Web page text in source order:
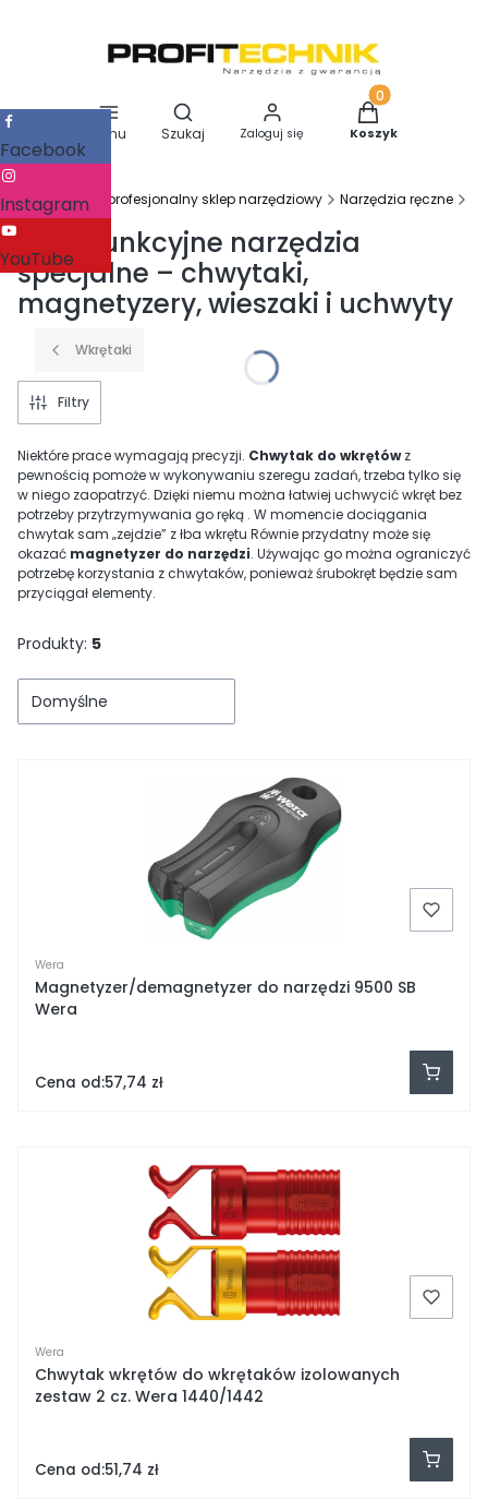
Menu
Otwórz wyszukiwarkę
Szukaj Zaloguj się
Produkty w
Koszyk
Profitechnik - profesjonalny sklep narzędziowy Narzędzia ręczne
Wielofunkcyjne narzędzia
specjalne – chwytaki,
magnetyzery, wieszaki i uchwyty
Wkrętaki
Filtry
Niektóre prace wymagają precyzji. Chwytak do wkrętówz
pewnością pomoże w wykonywaniu szeregu zadań, trzeba tylko się
w niego zaopatrzyć. Dzięki niemu można łatwiej uchwycić wkręt bez
potrzeby przytrzymywania go ręką . W momencie dociągania
chwytak sam „zejdzie” z łba wkrętu Równie przydatny może się
okazać magnetyzer do narzędzi. Używając go można ograniczyć
potrzebę korzystania z chwytaków, ponieważ śrubokręt będzie sam
przyciągał elementy.
Produkty: 5
Domyślne
Wera
Magnetyzer/demagnetyzer do narzędzi 9500 SB
Wera
Cena od:57,74 zł
Wera
Chwytak wkrętów do wkrętaków izolowanych
zestaw 2 cz. Wera 1440/1442
Cena od:51,74 zł
Facebook
Instagram
YouTube